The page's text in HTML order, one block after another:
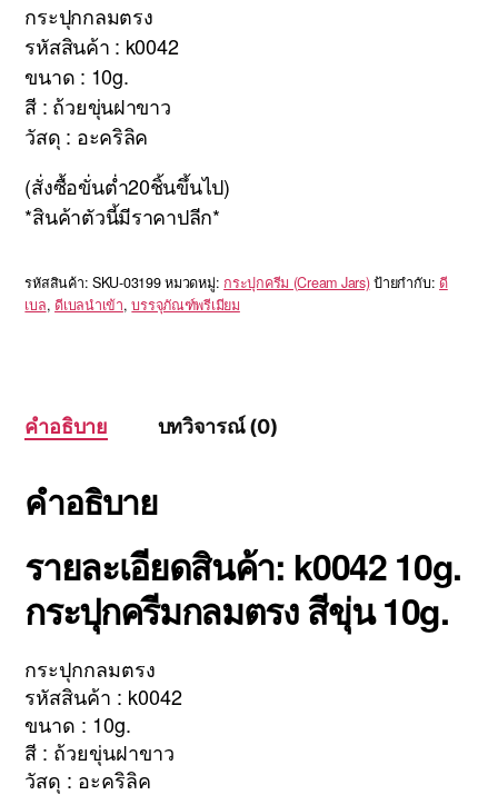
กระปุกกลมตรง
รหัสสินค้า : k0042
ขนาด : 10g.
สี : ถ้วยขุ่นฝาขาว
วัสดุ : อะคริลิค
(สั่งซื้อขั่นต่ำ20ชิ้นขึ้นไป)
*สินค้าตัวนี้มีราคาปลีก*
รหัสสินค้า: SKU-03199 หมวดหมู่: กระปุกครีม (Cream Jars) ป้ายกำกับ:ดี
เบล,ดีเบลนำเข้า,บรรจุภัณฑ์พรีเมียม
คำอธิบาย บทวิจารณ์ (0)
คำอธิบาย
รายละเอียดสินค้า: k0042 10g.
กระปุกครีมกลมตรง สีขุ่น 10g.
กระปุกกลมตรง
รหัสสินค้า : k0042
ขนาด : 10g.
สี : ถ้วยขุ่นฝาขาว
วัสดุ : อะคริลิค